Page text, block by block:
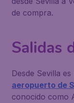
de compra.
Salidas
Desde Sevilla
aeropuerto de
conocido como